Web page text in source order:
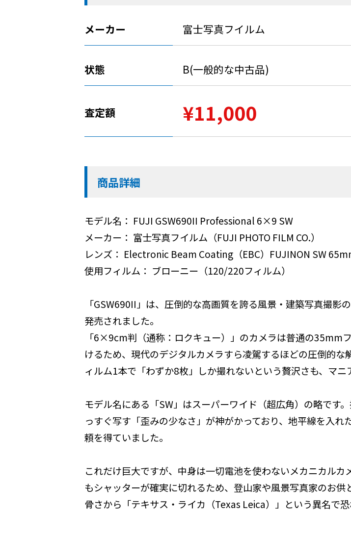
メーカー 富士写真フイルム
状態 B(一般的な中古品)
査定額 ¥11,000
商品詳細
モデル名： FUJI GSW690II Professional 6×9 SW
メーカー： 富士写真フイルム（FUJI PHOTO FILM CO.）
レンズ： Electronic Beam Coating（EBC）FUJINON SW
使用フィルム： ブローニー（120/220フィルム）
「GSW690II」は、圧倒的な高画質を誇る風景・建築写真撮
発売されました。
「6×9cm判（通称：ロクキュー）」のカメラは普通の35mm
けるため、現代のデジタルカメラすら凌駕するほどの圧倒的
ィルム1本で「わずか8枚」しか撮れないという贅沢さも、マニ
モデル名にある「SW」はスーパーワイド（超広角）の略です
っすぐ写す「歪みの少なさ」が神がかっており、地平線を入
頼を得ていました。
これだけ巨大ですが、中身は一切電池を使わないメカニカル
もシャッターが確実に切れるため、登山家や風景写真家のお
骨さから「テキサス・ライカ（Texas Leica）」という異名で